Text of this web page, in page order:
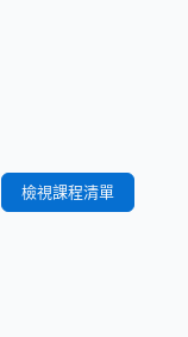
檢視課程清單